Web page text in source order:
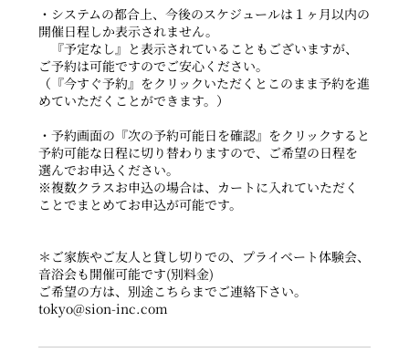
・システムの都合上、今後のスケジュールは１ヶ月以内の
開催日程しか表示されません。
『予定なし』と表示されていることもございますが、
ご予約は可能ですのでご安心ください。
（『今すぐ予約』をクリックいただくとこのまま予約を進
めていただくことができます。）
・予約画面の『次の予約可能日を確認』をクリックすると
予約可能な日程に切り替わりますので、ご希望の日程を
選んでお申込ください。
※複数クラスお申込の場合は、カートに入れていただく
ことでまとめてお申込が可能です。
＊ご家族やご友人と貸し切りでの、プライベート体験会、
音浴会も開催可能です(別料金)
ご希望の方は、別途こちらまでご連絡下さい。
tokyo@sion-inc.com